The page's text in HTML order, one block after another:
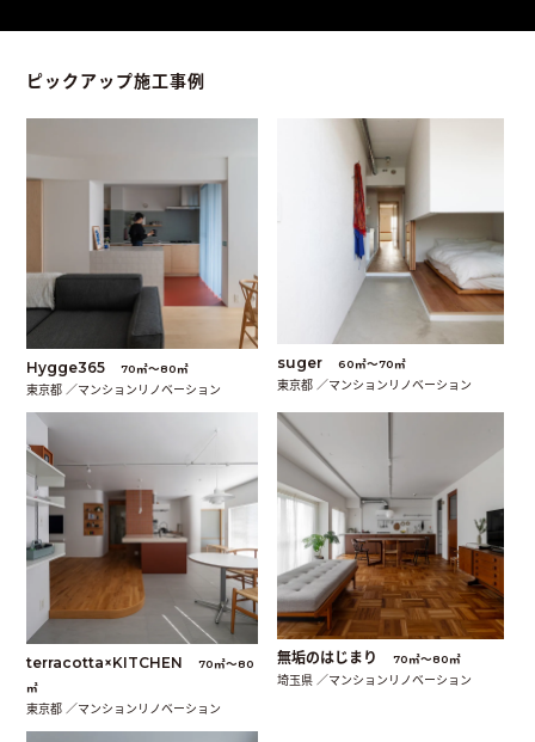
ピックアップ施工事例
Hygge365 70㎡〜80㎡
東京都 ／マンションリノベーション
suger 60㎡〜70㎡
東京都 ／マンションリノベーション
terracotta×KITCHEN
70㎡〜80
㎡
東京都 ／マンションリノベーション
無垢のはじまり 70㎡〜80㎡
埼玉県 ／マンションリノベーション